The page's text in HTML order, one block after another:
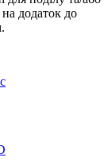
додаток до